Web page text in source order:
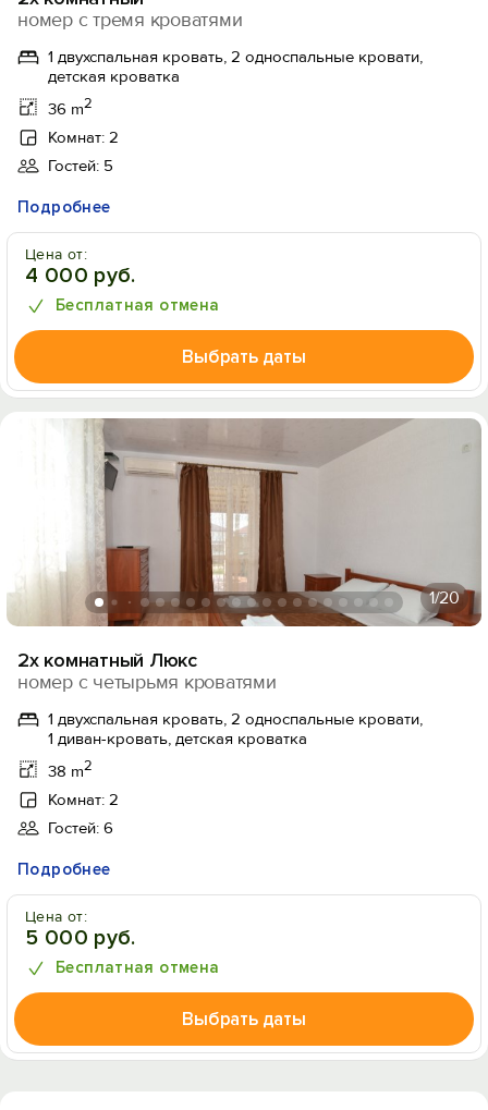
номер с тремя кроватями
1 двухспальная кровать, 2 односпальные кровати,
детская кроватка
36 m2
Комнат: 2
Гостей: 5
Подробнее
Цена от:
4 000 руб.
Бесплатная отмена
Выбрать даты
1/20
2х комнатный Люкс
номер с четырьмя кроватями
1 двухспальная кровать, 2 односпальные кровати,
1 диван-кровать, детская кроватка
38 m2
Комнат: 2
Гостей: 6
Подробнее
Цена от:
5 000 руб.
Бесплатная отмена
Выбрать даты